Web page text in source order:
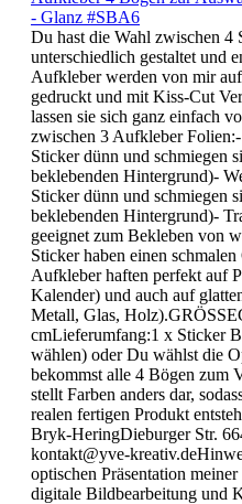
Stickerbogen " Urlaub Reisen
Aufkleber 4 Bögen zur
- Glanz #SBA6
Du hast die Wahl zwischen 4
unterschiedlich gestaltet und
Aufkleber werden von mir
gedruckt und mit Kiss-Cut
lassen sie sich ganz einfach
zwischen 3 Aufkleber
Sticker dünn und schmiegen
beklebenden Hintergrund)-
Sticker dünn und schmiegen
beklebenden Hintergrund)-
geeignet zum Bekleben von
Sticker haben einen
Aufkleber haften perfekt auf
Kalender) und auch auf
Metall, Glas,
cmLieferumfang:1 x Sticker
wählen) oder Du wählst die
bekommst alle 4 Bögen zum
stellt Farben anders dar,
realen fertigen Produkt
Bryk-HeringDieburger Str.
kontakt@yve-